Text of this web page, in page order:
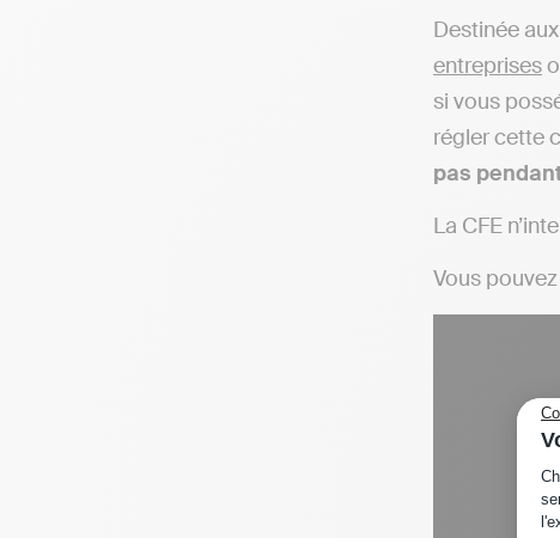
Destinée
entreprises
si vous
régler cette
pas
La CFE
Vous